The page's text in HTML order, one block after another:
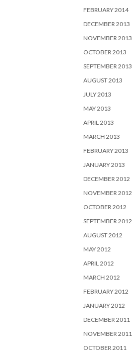
FEBRUARY 2014
DECEMBER 2013
NOVEMBER 2013
OCTOBER 2013
SEPTEMBER 2013
AUGUST 2013
JULY 2013
MAY 2013
APRIL 2013
MARCH 2013
FEBRUARY 2013
JANUARY 2013
DECEMBER 2012
NOVEMBER 2012
OCTOBER 2012
SEPTEMBER 2012
AUGUST 2012
MAY 2012
APRIL 2012
MARCH 2012
FEBRUARY 2012
JANUARY 2012
DECEMBER 2011
NOVEMBER 2011
OCTOBER 2011